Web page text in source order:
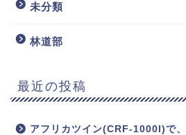
未分類
林道部
最近の投稿
アフリカツイン(CRF-1000l)で